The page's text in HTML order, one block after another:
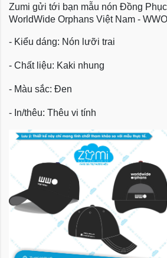
Zumi gửi tới bạn mẫu nón Đồng
WorldWide Orphans Việt Nam -
- Kiểu dáng: Nón lưỡi trai
- Chất liệu: Kaki nhung
- Màu sắc: Đen
- In/thêu: Thêu vi tính